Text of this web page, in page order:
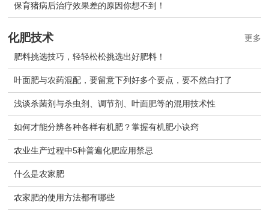
保育猪病后治疗效果差的原因你想不到！
化肥技术
肥料挑选技巧，轻轻松松挑选出好肥料！
叶面肥与农药混配，要留意下列好多个要点，要不然白打了
浅谈杀菌剂与杀虫剂、调节剂、叶面肥等的混用技术性
如何才能分辨各种各样有机肥？掌握有机肥小诀窍
农业生产过程中5种普遍化肥应用禁忌
什么是农家肥
农家肥的使用方法都有哪些
更多